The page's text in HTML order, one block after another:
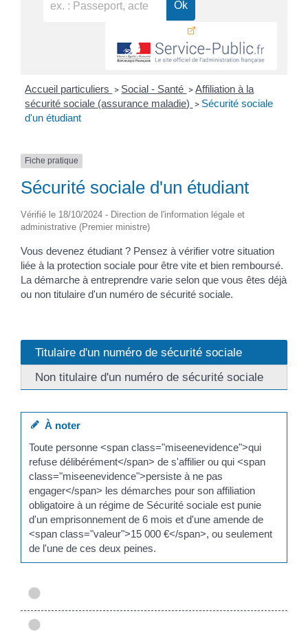
Accueil particuliers > Social - Santé > Affiliation à la
sécurité sociale (assurance maladie) > Sécurité sociale
d'un étudiant
Fiche pratique
Sécurité sociale d'un étudiant
Vérifié le 18/10/2024 - Direction de l'information légale et
administrative (Premier ministre)
Vous devenez étudiant ? Pensez à vérifier votre situation
liée à la protection sociale pour être vite et bien remboursé.
La démarche à entreprendre varie selon que vous êtes déjà
ou non titulaire d'un numéro de sécurité sociale.
Titulaire d'un numéro de sécurité sociale
Non titulaire d'un numéro de sécurité sociale
À noter
Toute personne <span class="miseenevidence">qui
refuse délibérément</span> de s'affilier ou qui <span
class="miseenevidence">persiste à ne pas
engager</span> les démarches pour son affiliation
obligatoire à un régime de Sécurité sociale est punie
d'un emprisonnement de 6 mois et d'une amende de
<span class="valeur">15 000 €</span>, ou seulement
de l'une de ces deux peines.